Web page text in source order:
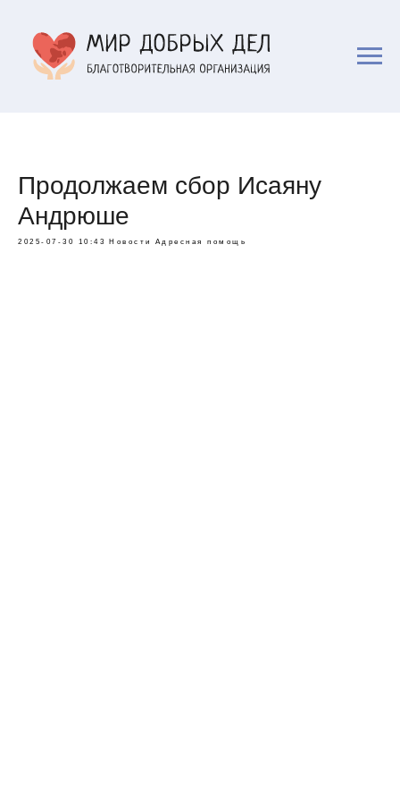
Продолжаем сбор Исаяну
Андрюше
2025-07-30 10:43 Новости Адресная помощь